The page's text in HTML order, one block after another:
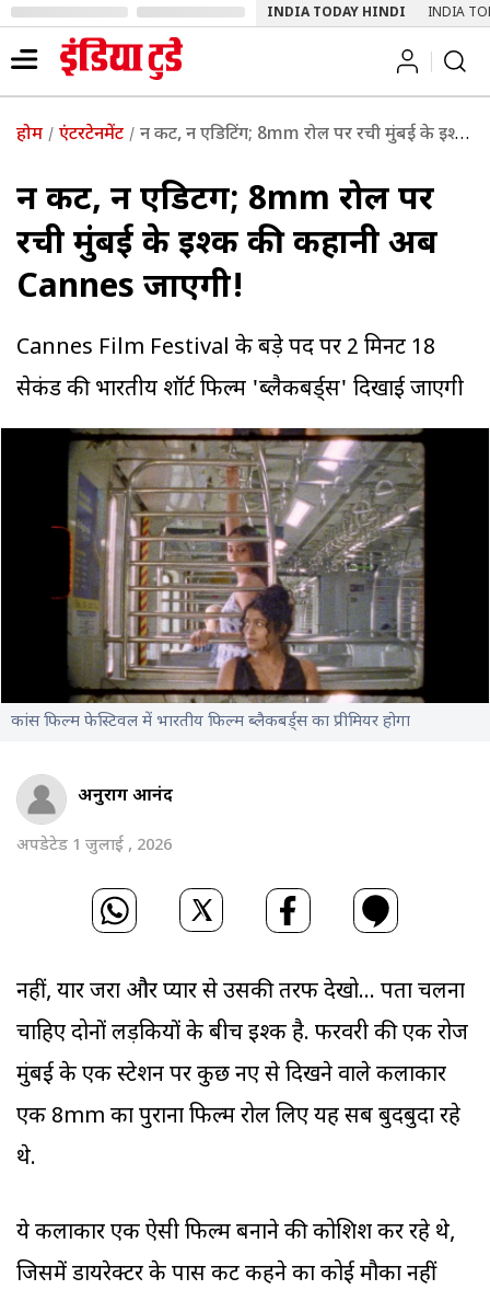
INDIA TODAY HINDI INDIA
होम एंटरटेनमेंट न कट, न एडिटिंग; 8mm रोल पर रची मुंबई के इश्क की कहानी अब Cannes जाएगी!
न कट, न एडिटिंग; 8mm रोल पर
रची मुंबई के इश्क की कहानी अब
Cannes जाएगी!
Cannes Film Festival के बड़े पर्दे पर 2 मिनट 18
सेकंड की भारतीय शॉर्ट फिल्म 'ब्लैकबर्ड्स' दिखाई जाएगी
कांस फिल्म फेस्टिवल में भारतीय फिल्म ब्लैकबर्ड्स का प्रीमियर होगा
अनुराग आनंद
अपडेटेड 1 जुलाई , 2026
नहीं, यार जरा और प्यार से उसकी तरफ देखो... पता चलना
चाहिए दोनों लड़कियों के बीच इश्क है. फरवरी की एक रोज
मुंबई के एक स्टेशन पर कुछ नए से दिखने वाले कलाकार
एक 8mm का पुराना फिल्म रोल लिए यह सब बुदबुदा रहे
थे.
ये कलाकार एक ऐसी फिल्म बनाने की कोशिश कर रहे थे,
जिसमें डायरेक्टर के पास कट कहने का कोई मौका नहीं